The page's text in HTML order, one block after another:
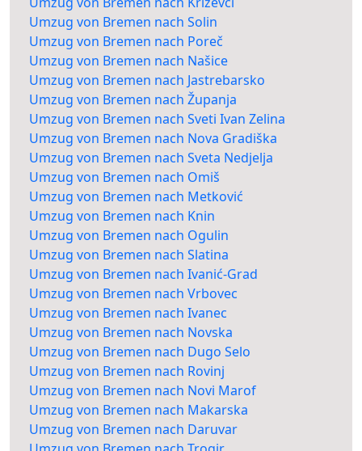
Umzug von Bremen nach Solin
Umzug von Bremen nach Poreč
Umzug von Bremen nach Našice
Umzug von Bremen nach Jastrebarsko
Umzug von Bremen nach Županja
Umzug von Bremen nach Sveti Ivan Zelina
Umzug von Bremen nach Nova Gradiška
Umzug von Bremen nach Sveta Nedjelja
Umzug von Bremen nach Omiš
Umzug von Bremen nach Metković
Umzug von Bremen nach Knin
Umzug von Bremen nach Ogulin
Umzug von Bremen nach Slatina
Umzug von Bremen nach Ivanić-Grad
Umzug von Bremen nach Vrbovec
Umzug von Bremen nach Ivanec
Umzug von Bremen nach Novska
Umzug von Bremen nach Dugo Selo
Umzug von Bremen nach Rovinj
Umzug von Bremen nach Novi Marof
Umzug von Bremen nach Makarska
Umzug von Bremen nach Daruvar